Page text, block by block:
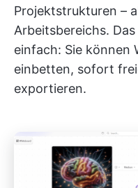
Projektstrukturen –
Arbeitsbereichs.
einfach: Sie können
einbetten, sofort
exportieren.